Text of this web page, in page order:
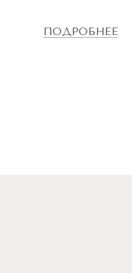
ПОДРОБНЕЕ